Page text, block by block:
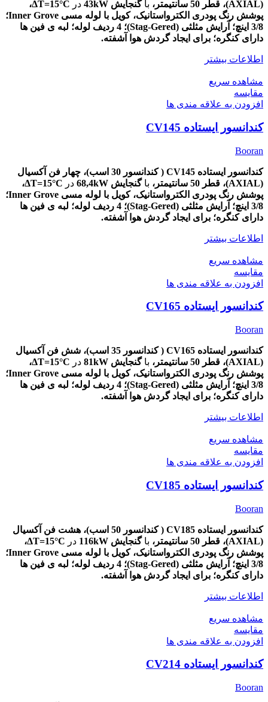
(AXIAL)، قطر 50 سانتیمتر، باگنجایش 43kW در ΔT=15°C،
پوشش
رنگ پودری الکترواستانیک، کویل با لوله مسی Inner Grove؛
3/8 اینچ؛ آرایش مثلثی (Stag-Gered)؛ 4 ردیف لوله؛ لبه ی فین ها
دارای کنگره؛ برای ایجاد گردش هوا آشفته.
اطلاعات بیشتر
مشاهده سریع
مقایسه
افزودن به علاقه مندی ها
کندانسور ایستاده CV145
Booran
کندانسور ایستاده CV145 ( کندانسور 30 اسب)، چهار
فن آکسیال
(AXIAL)،
قطر 50 سانتیمتر، باگنجایش 68,4kW در ΔT=15°C،
پوشش
رنگ پودری الکترواستانیک، کویل با لوله مسی Inner Grove؛
3/8 اینچ؛ آرایش مثلثی (Stag-Gered)؛ 4 ردیف لوله؛ لبه ی فین ها
دارای کنگره؛ برای ایجاد گردش هوا آشفته.
اطلاعات بیشتر
مشاهده سریع
مقایسه
افزودن به علاقه مندی ها
کندانسور ایستاده CV165
Booran
کندانسور ایستاده CV165 ( کندانسور 35 اسب)، شش
فن آکسیال
(AXIAL)،
قطر 50 سانتیمتر، باگنجایش 81kW در ΔT=15°C،
پوشش
رنگ پودری الکترواستانیک، کویل با لوله مسی Inner Grove؛
3/8 اینچ؛ آرایش مثلثی (Stag-Gered)؛ 4 ردیف لوله؛ لبه ی فین ها
دارای کنگره؛ برای ایجاد گردش هوا آشفته.
اطلاعات بیشتر
مشاهده سریع
مقایسه
افزودن به علاقه مندی ها
کندانسور ایستاده CV185
Booran
کندانسور ایستاده CV185 ( کندانسور 50 اسب)، هشت
فن آکسیال
(AXIAL)،
قطر 50 سانتیمتر، باگنجایش 116kW در ΔT=15°C،
پوشش
رنگ پودری الکترواستانیک، کویل با لوله مسی Inner Grove؛
3/8 اینچ؛ آرایش مثلثی (Stag-Gered)؛ 4 ردیف لوله؛ لبه ی فین ها
دارای کنگره؛ برای ایجاد گردش هوا آشفته.
اطلاعات بیشتر
مشاهده سریع
مقایسه
افزودن به علاقه مندی ها
کندانسور ایستاده CV214
Booran